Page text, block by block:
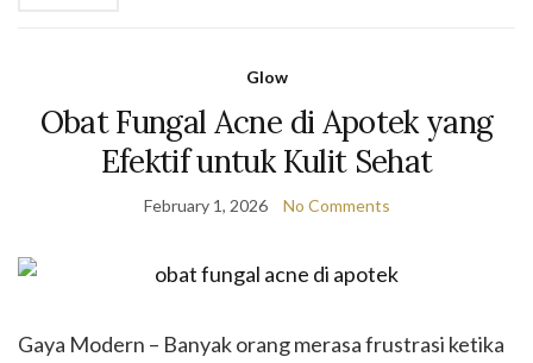
Glow
Obat Fungal Acne di Apotek yang
Efektif untuk Kulit Sehat
February 1, 2026 No Comments
Gaya Modern – Banyak orang merasa frustrasi ketika